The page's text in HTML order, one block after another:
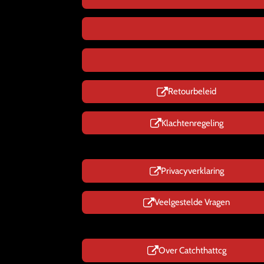
Retourbeleid
Klachtenregeling
Privacyverklaring
Veelgestelde Vragen
Over Catchthattcg